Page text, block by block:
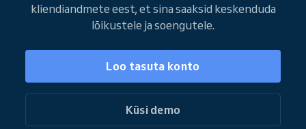
kliendiandmete eest, et sina saaksid keskenduda
lõikustele ja soengutele.
Loo tasuta konto
Küsi demo